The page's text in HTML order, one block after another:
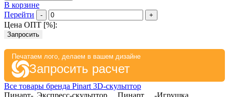
В корзине
Перейти
- +
Цена ОПТ [%]:
Запросить
Печатаем лого, делаем в вашем дизайне
Запросить расчет
Все товары бренда Pinart 3D-скульптор